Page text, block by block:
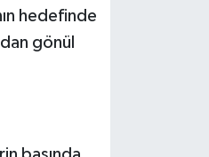
hedefinde
gönül